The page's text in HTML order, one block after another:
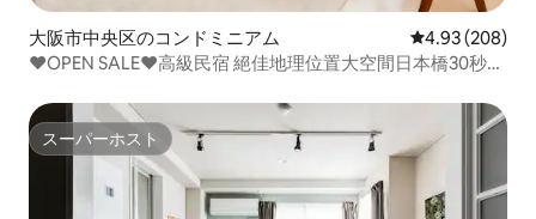
大阪市中央区のコンドミニアム レビュー208
4.93 (208)
❤️OPEN SALE❤️高級民宿 絕佳地理位置大空間日本橋30秒
スーパーホスト
スーパーホスト